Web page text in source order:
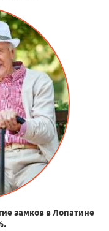
замков в Лопатине